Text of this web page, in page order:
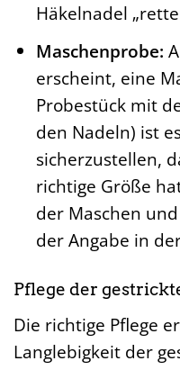
Häkelnadel
Maschenprobe:
erscheint, eine
Probestück mit
den Nadeln) ist
sicherzustellen,
richtige Größe
der Maschen
der Angabe in
Pflege der
Die richtige Pflege
Langlebigkeit der